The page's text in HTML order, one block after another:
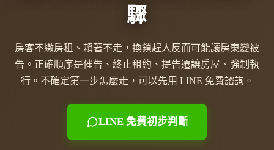
驟
房客不繳房租、賴著不走，換鎖趕人反而可能讓房東變被
告。正確順序是催告、終止租約、提告遷讓房屋、強制執
行。不確定第一步怎麼走，可以先用 LINE 免費諮詢。
LINE 免費初步判斷